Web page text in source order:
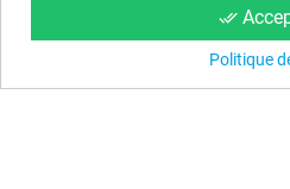
done_all
Politique